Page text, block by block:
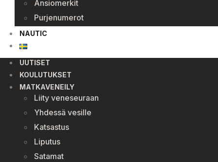
Ansiomerkit
Purjenumerot
NAUTIC
UUTISET
KOULUTUKSET
MATKAVENEILY
Liity veneseuraan
Yhdessä vesille
Katsastus
Liputus
Satamat